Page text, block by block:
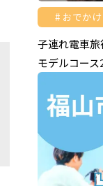
おでかけ
子連れ電車
モデルコース